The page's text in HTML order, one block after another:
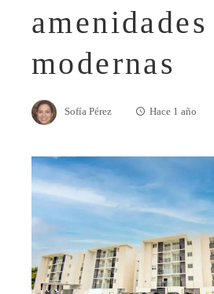
amenidades
modernas
Sofía Pérez Hace 1 año